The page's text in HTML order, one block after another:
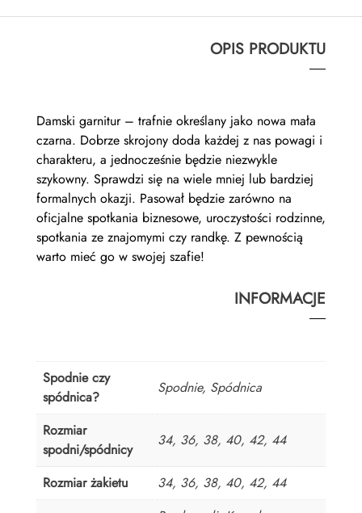
OPIS PRODUKTU
Damski garnitur – trafnie określany jako nowa mała
czarna. Dobrze skrojony doda każdej z nas powagi i
charakteru, a jednocześnie będzie niezwykle
szykowny. Sprawdzi się na wiele mniej lub bardziej
formalnych okazji. Pasował będzie zarówno na
oficjalne spotkania biznesowe, uroczystości rodzinne,
spotkania ze znajomymi czy randkę. Z pewnością
warto mieć go w swojej szafie!
INFORMACJE
Spodnie czy
spódnica?
Spodnie, Spódnica
Rozmiar
spodni/spódnicy
34, 36, 38, 40, 42, 44
Rozmiar żakietu
34, 36, 38, 40, 42, 44